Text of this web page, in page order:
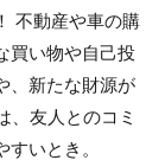
不動産や車の購
買い物や自己投
、新たな財源が
、友人とのコミ
いとき。